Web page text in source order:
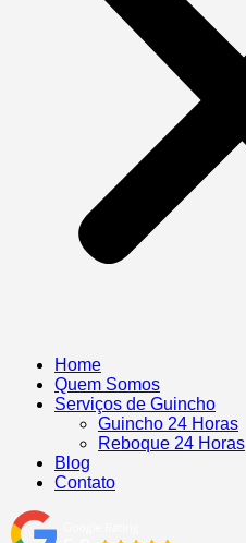
Home
Quem Somos
Serviços de Guincho
Guincho 24 Horas
Reboque 24 Horas
Blog
Contato